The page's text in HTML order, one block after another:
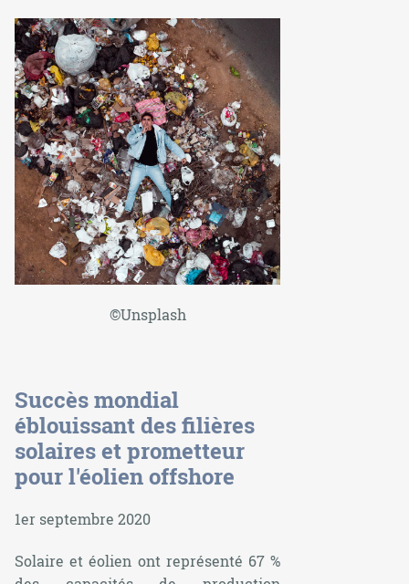
©Unsplash
Succès mondial
éblouissant des filières
solaires et prometteur
pour l'éolien offshore
1er septembre 2020
Solaire et éolien ont représenté 67 %